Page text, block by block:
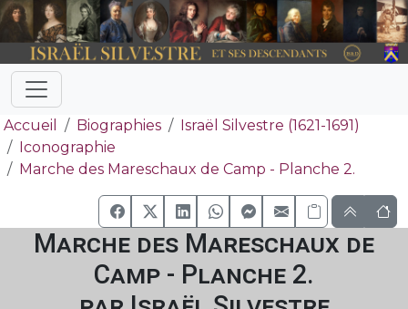
Accueil Biographies
Israël Silvestre (1621-1691)
Iconographie
Marche des Mareschaux de Camp - Planche 2.
Marche des Mareschaux de
Camp - Planche 2.